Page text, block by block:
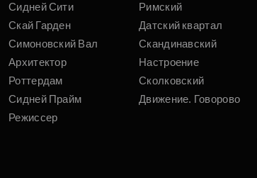
Сидней Сити
Скай Гарден
Симоновский Вал
Архитектор
Роттердам
Сидней Прайм
Режиссер
Римский
Датский квартал
Скандинавский
Настроение
Сколковский
Движение. Говорово